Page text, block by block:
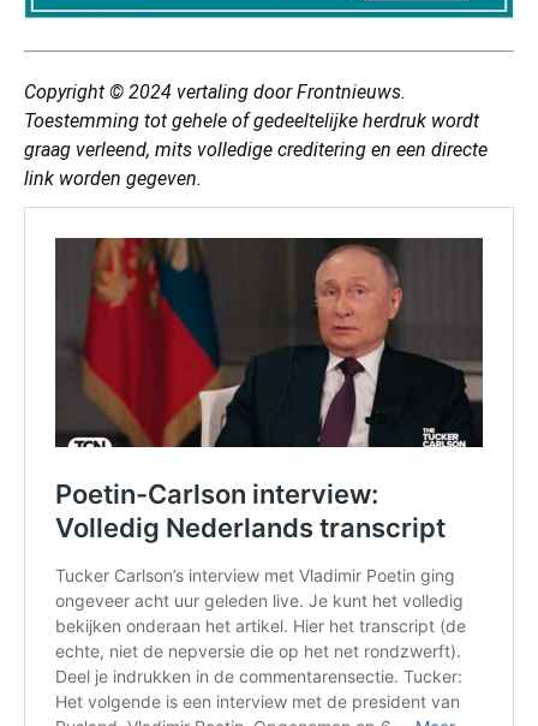
Copyright © 2024 vertaling door Frontnieuws.
Toestemming tot gehele of gedeeltelijke herdruk wordt
graag verleend, mits volledige creditering en een directe
link worden gegeven.